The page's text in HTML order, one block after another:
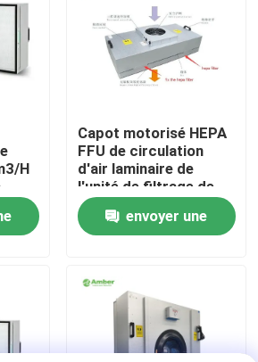
d'opération
H
Capot motorisé HEPA
FFU de circulation
d'air laminaire de
l'unité de filtrage de
fan de Cleanroom FFU
envoyer une